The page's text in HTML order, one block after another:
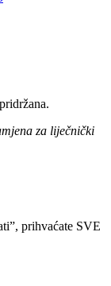
za liječnički
prihvaćate SVE